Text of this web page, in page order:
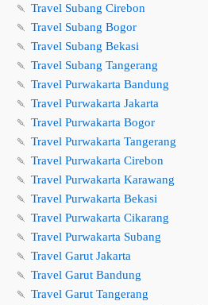
🍡 Travel Subang Cirebon
🍡 Travel Subang Bogor
🍡 Travel Subang Bekasi
🍡 Travel Subang Tangerang
🍡 Travel Purwakarta Bandung
🍡 Travel Purwakarta Jakarta
🍡 Travel Purwakarta Bogor
🍡 Travel Purwakarta Tangerang
🍡 Travel Purwakarta Cirebon
🍡 Travel Purwakarta Karawang
🍡 Travel Purwakarta Bekasi
🍡 Travel Purwakarta Cikarang
🍡 Travel Purwakarta Subang
🍡 Travel Garut Jakarta
🍡 Travel Garut Bandung
🍡 Travel Garut Tangerang